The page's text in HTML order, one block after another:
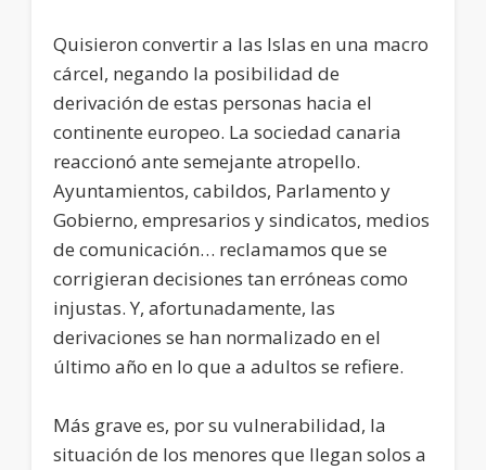
Quisieron convertir a las Islas en una macro
cárcel, negando la posibilidad de
derivación de estas personas hacia el
continente europeo. La sociedad canaria
reaccionó ante semejante atropello.
Ayuntamientos, cabildos, Parlamento y
Gobierno, empresarios y sindicatos, medios
de comunicación… reclamamos que se
corrigieran decisiones tan erróneas como
injustas. Y, afortunadamente, las
derivaciones se han normalizado en el
último año en lo que a adultos se refiere.
Más grave es, por su vulnerabilidad, la
situación de los menores que llegan solos a